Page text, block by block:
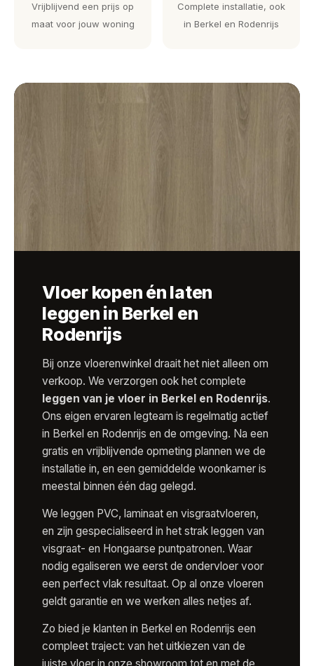
Vrijblijvend een prijs op
maat voor jouw woning
Complete installatie, ook
in Berkel en Rodenrijs
Vloer kopen én laten
leggen in Berkel en
Rodenrijs
Bij onze vloerenwinkel draait het niet alleen om
verkoop. We verzorgen ook het complete
leggen van je vloer in Berkel en Rodenrijs.
Ons eigen ervaren legteam is regelmatig actief
in Berkel en Rodenrijs en de omgeving. Na een
gratis en vrijblijvende opmeting plannen we de
installatie in, en een gemiddelde woonkamer is
meestal binnen één dag gelegd.
We leggen PVC, laminaat en visgraatvloeren,
en zijn gespecialiseerd in het strak leggen van
visgraat- en Hongaarse puntpatronen. Waar
nodig egaliseren we eerst de ondervloer voor
een perfect vlak resultaat. Op al onze vloeren
geldt garantie en we werken alles netjes af.
Zo bied je klanten in Berkel en Rodenrijs een
compleet traject: van het uitkiezen van de